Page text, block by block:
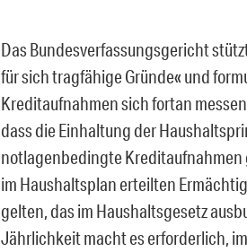
Das Bundesverfassungsgericht
für sich tragfähige Gründe« und
Kreditaufnahmen sich fortan
dass die Einhaltung der
notlagenbedingte Kreditaufnahmen
im Haushaltsplan erteilten
gelten, das im Haushaltsgesetz
Jährlichkeit macht es erforderlich,